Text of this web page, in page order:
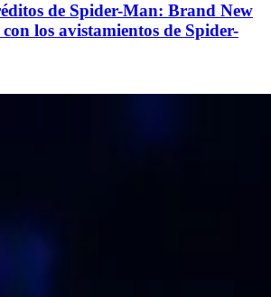
de Spider-Man: Brand New
los avistamientos de Spider-